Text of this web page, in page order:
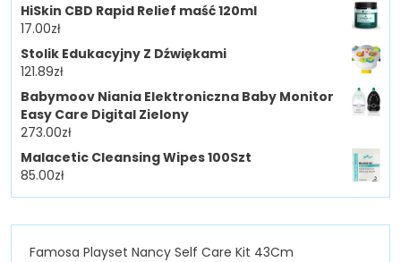
HiSkin CBD Rapid Relief maść 120ml
17.00zł
Stolik Edukacyjny Z Dźwiękami
121.89zł
Babymoov Niania Elektroniczna Baby Monitor
Easy Care Digital Zielony
273.00zł
Malacetic Cleansing Wipes 100Szt
85.00zł
Famosa Playset Nancy Self Care Kit 43Cm